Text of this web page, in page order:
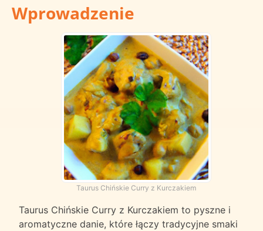
Wprowadzenie
Taurus Chińskie Curry z Kurczakiem
Taurus Chińskie Curry z Kurczakiem to pyszne i
aromatyczne danie, które łączy tradycyjne smaki